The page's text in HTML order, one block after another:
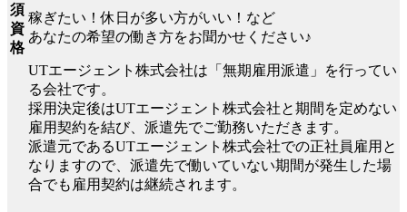
須
資
格
稼ぎたい！休日が多い方がいい！など
あなたの希望の働き方をお聞かせください♪
UTエージェント株式会社は「無期雇用派遣」を行ってい
る会社です。
採用決定後はUTエージェント株式会社と期間を定めない
雇用契約を結び、派遣先でご勤務いただきます。
派遣元であるUTエージェント株式会社での正社員雇用と
なりますので、派遣先で働いていない期間が発生した場
合でも雇用契約は継続されます。